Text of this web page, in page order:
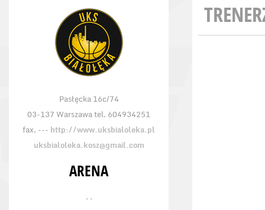
Pasłęcka 16c/74
03-137 Warszawa tel. 604934251
fax. --- http://www.uksbialoleka.pl
uksbialoleka.kosz@gmail.com
ARENA
, ,